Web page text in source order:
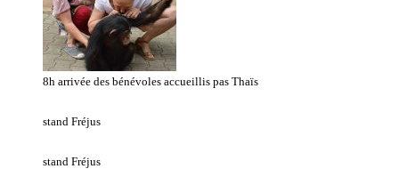
8h arrivée des bénévoles accueillis pas Thaïs
stand Fréjus
stand Fréjus